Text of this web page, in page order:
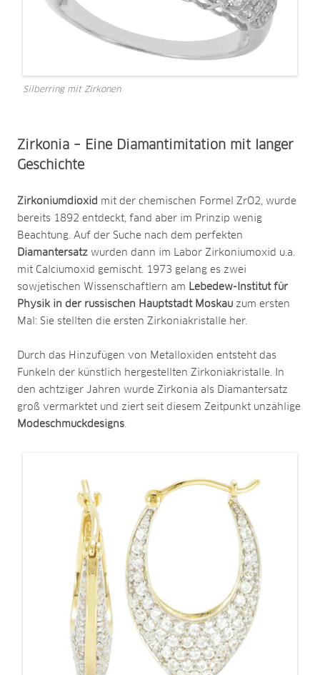
Silberring mit Zirkonen
Zirkonia – Eine Diamantimitation mit langer
Geschichte
Zirkoniumdioxid mit der chemischen Formel ZrO2, wurde
bereits 1892 entdeckt, fand aber im Prinzip wenig
Beachtung. Auf der Suche nach dem perfekten
Diamantersatz wurden dann im Labor Zirkoniumoxid u.a.
mit Calciumoxid gemischt. 1973 gelang es zwei
sowjetischen Wissenschaftlern am Lebedew-Institut für
Physik in der russischen Hauptstadt Moskau zum ersten
Mal: Sie stellten die ersten Zirkoniakristalle her.
Durch das Hinzufügen von Metalloxiden entsteht das
Funkeln der künstlich hergestellten Zirkoniakristalle. In
den achtziger Jahren wurde Zirkonia als Diamantersatz
groß vermarktet und ziert seit diesem Zeitpunkt unzählige
Modeschmuckdesigns.